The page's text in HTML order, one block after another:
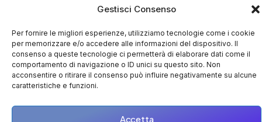
Gestisci Consenso
Per fornire le migliori esperienze, utilizziamo tecnologie come i cookie
per memorizzare e/o accedere alle informazioni del dispositivo. Il
consenso a queste tecnologie ci permetterà di elaborare dati come il
comportamento di navigazione o ID unici su questo sito. Non
acconsentire o ritirare il consenso può influire negativamente su alcune
caratteristiche e funzioni.
Accetta
compravendite tra l'utente e i terzi. Tutti i loghi
Privacy Policy - Cookie Policy - Condizioni del
servizio - Mappa del sito